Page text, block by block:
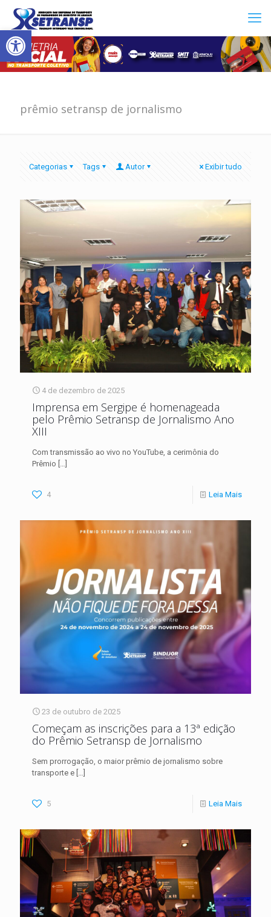
Abrir a barra de ferramentas
prêmio setransp de jornalismo
Categorias Tags Autor Exibir tudo
4 de dezembro de 2025
Imprensa em Sergipe é homenageada
pelo Prêmio Setransp de Jornalismo Ano
XIII
Com transmissão ao vivo no YouTube, a cerimônia do
Prêmio […]
4 Leia Mais
23 de outubro de 2025
Começam as inscrições para a 13ª edição
do Prêmio Setransp de Jornalismo
Sem prorrogação, o maior prêmio de jornalismo sobre
transporte e […]
5 Leia Mais